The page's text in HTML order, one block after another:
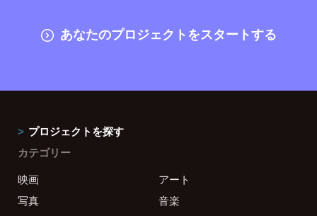
あなたのプロジェクトをスタートする
プロジェクトを探す
カテゴリー
映画
アート
写真
音楽